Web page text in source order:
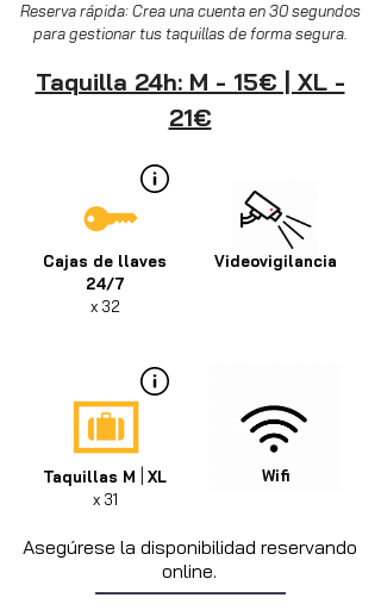
Reserva rápida: Crea una cuenta en 30 segundos
para gestionar tus taquillas de forma segura.
Taquilla 24h: M - 15€ | XL -
21€
Cajas de llaves
24/7
x 32
Videovigilancia
Taquillas M
XL
x 31
Wifi
Asegúrese la disponibilidad reservando
online.